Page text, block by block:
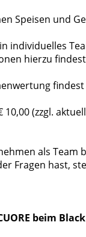
Speisen und
individuelles
hierzu
(zzgl.
als Team
Fragen hast,
beim